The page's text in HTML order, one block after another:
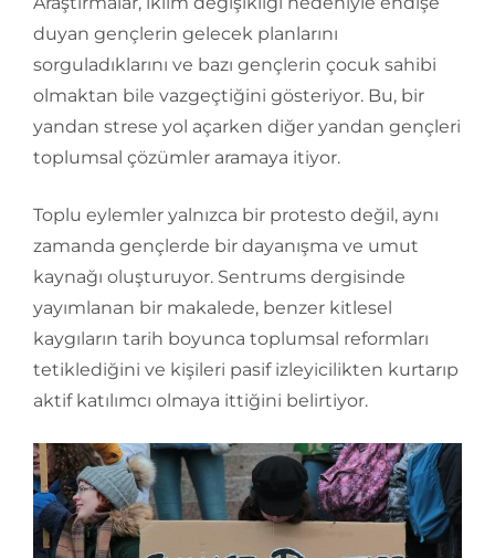
duyan gençlerin gelecek planlarını
sorguladıklarını ve bazı gençlerin çocuk sahibi
olmaktan bile vazgeçtiğini gösteriyor. Bu, bir
yandan strese yol açarken diğer yandan gençleri
toplumsal çözümler aramaya itiyor.
Toplu eylemler yalnızca bir protesto değil, aynı
zamanda gençlerde bir dayanışma ve umut
kaynağı oluşturuyor. Sentrums dergisinde
yayımlanan bir makalede, benzer kitlesel
kaygıların tarih boyunca toplumsal reformları
tetiklediğini ve kişileri pasif izleyicilikten kurtarıp
aktif katılımcı olmaya ittiğini belirtiyor.